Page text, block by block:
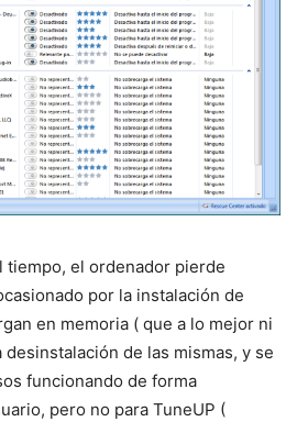
tiempo, el ordenador pierde
por la instalación de
en memoria ( que a lo mejor ni
desinstalación de las mismas, y se
funcionando de forma
pero no para TuneUP (